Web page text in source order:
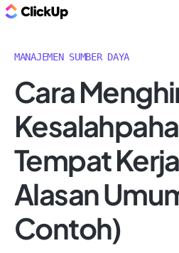
MANAJEMEN SUMBER DAYA
Cara
Tempat
Alasan
Contoh)